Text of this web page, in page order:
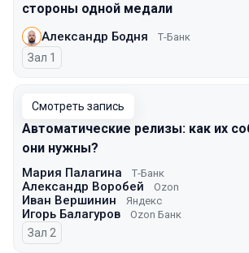
стороны одной медали
Александр Бодня Т-Банк
Зал 1
Смотреть запись
Автоматические релизы: как их
они нужны?
Мария Палагина Т-Банк
Александр Воробей Ozon
Иван Вершинин Яндекс
Игорь Балагуров Ozon Банк
Зал 2